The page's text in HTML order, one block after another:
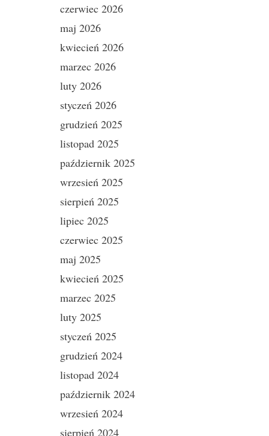
czerwiec 2026
maj 2026
kwiecień 2026
marzec 2026
luty 2026
styczeń 2026
grudzień 2025
listopad 2025
październik 2025
wrzesień 2025
sierpień 2025
lipiec 2025
czerwiec 2025
maj 2025
kwiecień 2025
marzec 2025
luty 2025
styczeń 2025
grudzień 2024
listopad 2024
październik 2024
wrzesień 2024
sierpień 2024